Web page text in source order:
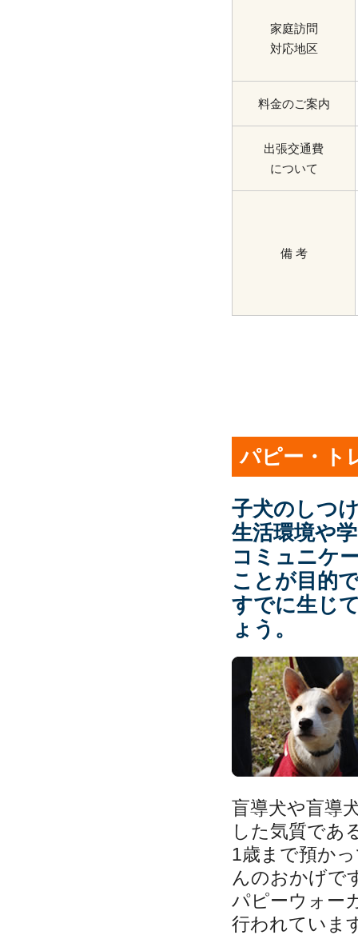
家庭訪問
対応地区
料金のご案内
出張交通費
について
備 考
パピー・ト
子犬のしつ
生活環境や
コミュニケ
ことが目的
すでに生じ
ょう。
盲導犬や盲導
した気質であ
1歳まで預か
んのおかげで
パピーウォー
行われていま